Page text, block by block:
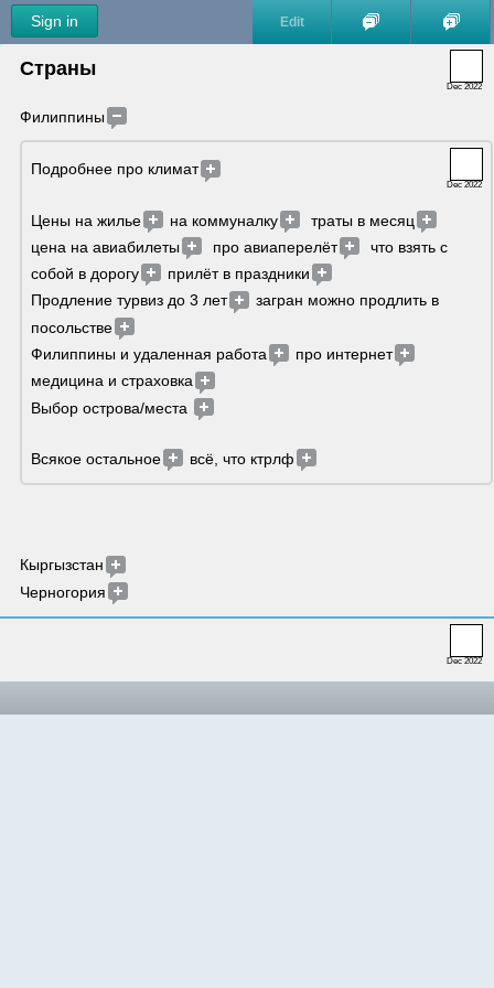
Sign in Edit
Dec 2022
Страны
Филиппины
Dec 2022
Подробнее про климат
Цены на жилье на коммуналку
  траты в месяц
цена на авиабилеты
  про авиаперелёт
  что взять с
собой в дорогу
прилёт в праздники
Продление турвиз до 3 лет
загран можно продлить в
посольстве
Филиппины и удаленная работа
про интернет
медицина и страховка
Выбор острова/места
Всякое остальное всё, что ктрлф
Кыргызстан
Черногория
Dec 2022